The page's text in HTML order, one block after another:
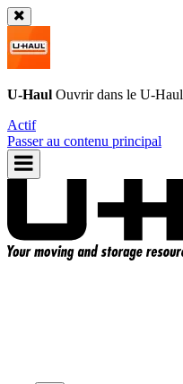
U-Haul Ouvrir dans le U-Haul
Actif
Passer au contenu principal